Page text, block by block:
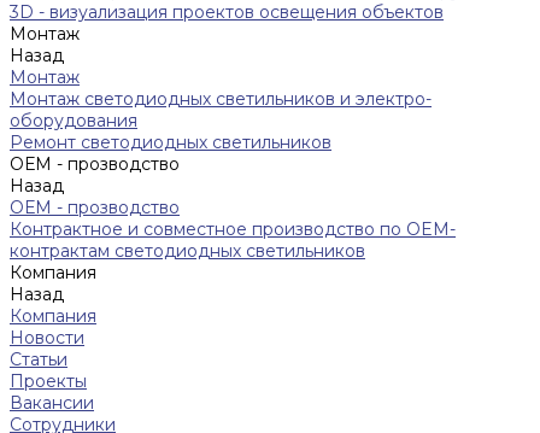
3D - визуализация проектов освещения объектов
Монтаж
Назад
Монтаж
Монтаж светодиодных светильников и электро-
оборудования
Ремонт светодиодных светильников
ОЕМ - прозводство
Назад
ОЕМ - прозводство
Контрактное и совместное производство по OEM-
контрактам светодиодных светильников
Компания
Назад
Компания
Новости
Статьи
Проекты
Вакансии
Сотрудники